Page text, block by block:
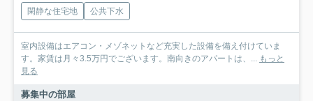
閑静な住宅地 公共下水
室内設備はエアコン・メゾネットなど充実した設備を備え付けていま
す。家賃は月々3.5万円でございます。南向きのアパートは、... もっと
見る
募集中の部屋